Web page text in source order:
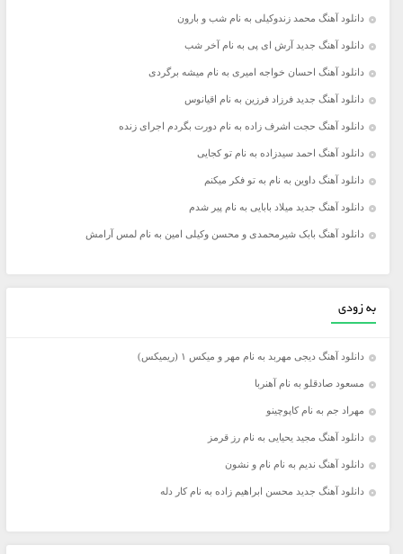
دانلود آهنگ محمد زندوکیلی به نام شب و بارون
دانلود آهنگ جدید آرش ای پی به نام آخر شب
دانلود آهنگ احسان خواجه امیری به نام میشه برگردی
دانلود آهنگ جدید فرزاد فرزین به نام اقیانوس
دانلود آهنگ حجت اشرف زاده به نام دورت بگردم اجرای زنده
دانلود آهنگ احمد سیدزاده به نام تو کجایی
دانلود آهنگ داوین به نام به تو فکر میکنم
دانلود آهنگ جدید میلاد بابایی به نام پیر شدم
دانلود آهنگ بابک شیرمحمدی و محسن وکیلی امین به نام لمس آرامش
به زودی
دانلود آهنگ دیجی مهربد به نام مهر و میکس ۱ (ریمیکس)
مسعود صادقلو به نام آهنربا
مهراد جم به نام کاپوچینو
دانلود آهنگ مجید یحیایی به نام رز قرمز
دانلود آهنگ ندیم به نام نام و نشون
دانلود آهنگ جدید محسن ابراهیم زاده به نام کار دله